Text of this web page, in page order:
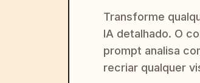
Transforme
IA detalhado. O
prompt analisa
recriar qualquer